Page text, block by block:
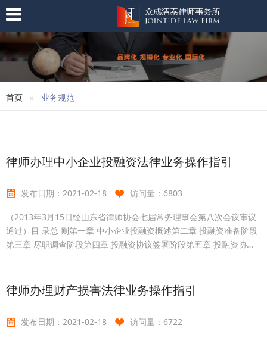
首页 业务规范
律师办理中小企业投融资法律业务操作指引
发布日期： 2021-02-18 访问量： 6803
（2013年3月15日经山东省律师协会七届常务理事会第八次会议审议
通过）目 录总 则第一章 中小企业投融资概述第二章 投融资准备阶段
第三章 尽职调查阶段第四章 投融资协议签署阶段第五章 投融资协议
所涉及的相关法律业务领域，充
律师办理财产损害法律业务操作指引
发布日期： 2021-02-18 访问量： 6722